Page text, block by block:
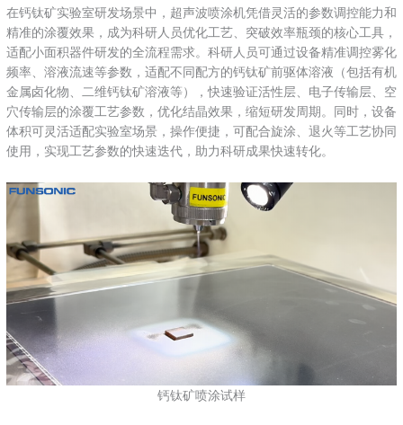
在钙钛矿实验室研发场景中，超声波喷涂机凭借灵活的参数调控能力和
精准的涂覆效果，成为科研人员优化工艺、突破效率瓶颈的核心工具，
适配小面积器件研发的全流程需求。科研人员可通过设备精准调控雾化
频率、溶液流速等参数，适配不同配方的钙钛矿前驱体溶液（包括有机
金属卤化物、二维钙钛矿溶液等），快速验证活性层、电子传输层、空
穴传输层的涂覆工艺参数，优化结晶效果，缩短研发周期。同时，设备
体积可灵活适配实验室场景，操作便捷，可配合旋涂、退火等工艺协同
使用，实现工艺参数的快速迭代，助力科研成果快速转化。
钙钛矿喷涂试样